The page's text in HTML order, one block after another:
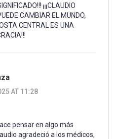
¡¡¡CLAUDIO
CAMBIAR EL MUNDO,
CENTRAL ES UNA
AT 11:28
pensar en algo más
agradeció a los médicos,